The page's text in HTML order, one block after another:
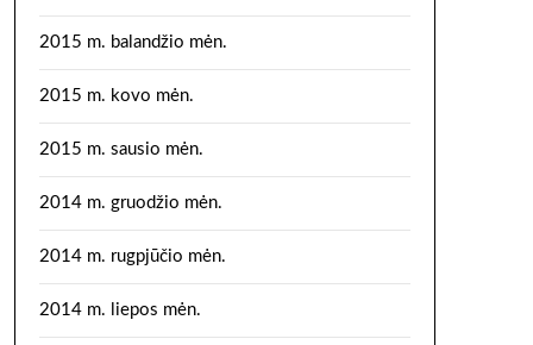
2015 m. balandžio mėn.
2015 m. kovo mėn.
2015 m. sausio mėn.
2014 m. gruodžio mėn.
2014 m. rugpjūčio mėn.
2014 m. liepos mėn.